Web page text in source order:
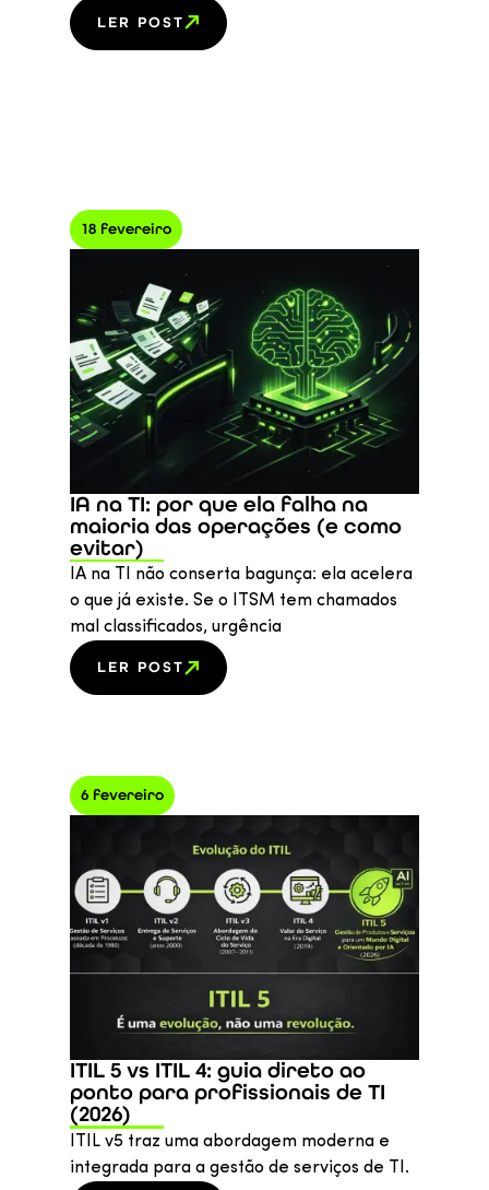
LER POST
18 fevereiro
IA na TI: por que ela falha na
maioria das operações (e como
evitar)
IA na TI não conserta bagunça: ela acelera
o que já existe. Se o ITSM tem chamados
mal classificados, urgência
LER POST
6 fevereiro
ITIL 5 vs ITIL 4: guia direto ao
ponto para profissionais de TI
(2026)
ITIL v5 traz uma abordagem moderna e
integrada para a gestão de serviços de TI.